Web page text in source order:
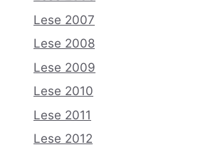
Lese 2007
Lese 2008
Lese 2009
Lese 2010
Lese 2011
Lese 2012